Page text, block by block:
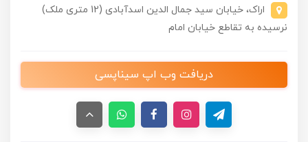
اراک، خیابان سید جمال الدین اسدآبادی (12 متری ملک)
نرسیده به تقاطع خیابان امام
دریافت وب اپ سیناپسی